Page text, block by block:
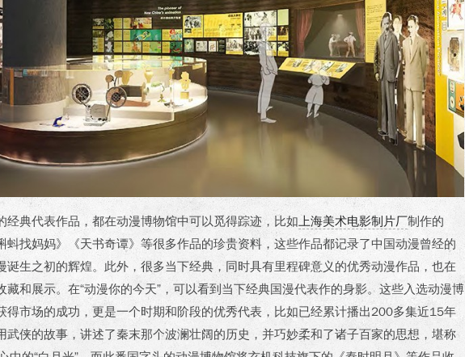
经典代表作品，都在动漫博物馆中可以觅得踪迹，比如上海美术电影制片厂制作的
蚪找妈妈》《天书奇谭》等很多作品的珍贵资料，这些作品都记录了中国动漫曾经的
诞生之初的辉煌。此外，很多当下经典，同时具有里程碑意义的优秀动漫作品，也在
藏和展示。在“动漫你的今天”，可以看到当下经典国漫代表作的身影。这些入选动漫博
得市场的成功，更是一个时期和阶段的优秀代表，比如已经累计播出200多集近15年
武侠的故事，讲述了秦末那个波澜壮阔的历史，并巧妙柔和了诸子百家的思想，堪称